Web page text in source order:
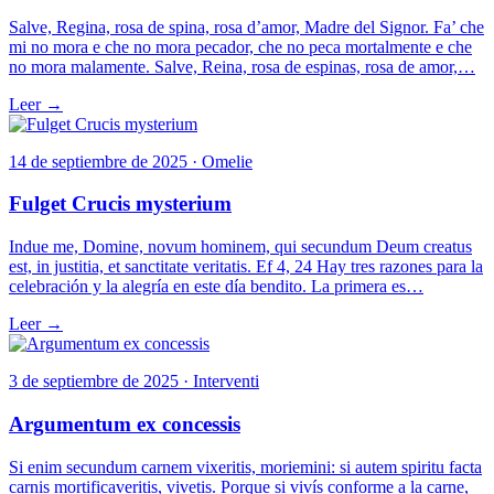
Salve, Regina, rosa de spina, rosa d’amor, Madre del Signor. Fa’ che
mi no mora e che no mora pecador, che no peca mortalmente e che
no mora malamente. Salve, Reina, rosa de espinas, rosa de amor,…
Leer →
14 de septiembre de 2025 · Omelie
Fulget Crucis mysterium
Indue me, Domine, novum hominem, qui secundum Deum creatus
est, in justitia, et sanctitate veritatis. Ef 4, 24 Hay tres razones para la
celebración y la alegría en este día bendito. La primera es…
Leer →
3 de septiembre de 2025 · Interventi
Argumentum ex concessis
Si enim secundum carnem vixeritis, moriemini: si autem spiritu facta
carnis mortificaveritis, vivetis. Porque si vivís conforme a la carne,